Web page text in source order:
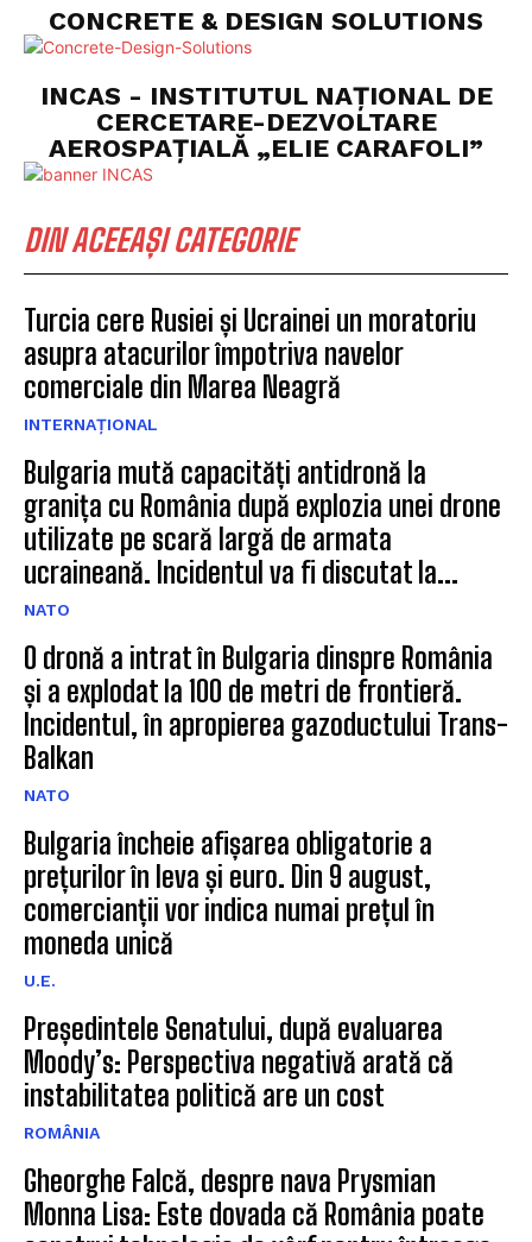
CONCRETE & DESIGN SOLUTIONS
INCAS - INSTITUTUL NAȚIONAL DE
CERCETARE-DEZVOLTARE
AEROSPAȚIALĂ „ELIE CARAFOLI”
DIN ACEEAȘI CATEGORIE
Turcia cere Rusiei și Ucrainei un moratoriu
asupra atacurilor împotriva navelor
comerciale din Marea Neagră
INTERNAȚIONAL
Bulgaria mută capacități antidronă la
granița cu România după explozia unei drone
utilizate pe scară largă de armata
ucraineană. Incidentul va fi discutat la...
NATO
O dronă a intrat în Bulgaria dinspre România
și a explodat la 100 de metri de frontieră.
Incidentul, în apropierea gazoductului Trans-
Balkan
NATO
Bulgaria încheie afișarea obligatorie a
prețurilor în leva și euro. Din 9 august,
comercianții vor indica numai prețul în
moneda unică
U.E.
Președintele Senatului, după evaluarea
Moody’s: Perspectiva negativă arată că
instabilitatea politică are un cost
ROMÂNIA
Gheorghe Falcă, despre nava Prysmian
Monna Lisa: Este dovada că România poate